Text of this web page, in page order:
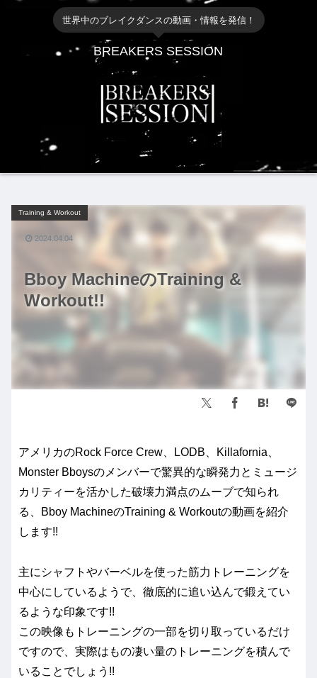
世界中のブレイクダンスの動画・情報を発信！
BREAKERS SESSION
Bboy MachineのTraining &
Workout!!
Training & Workout
2024.04.04
アメリカのRock Force Crew、LODB、Killafornia、
Monster Bboysのメンバーで驚異的な瞬発力とミュージ
カリティーを活かした破壊力満点のムーブで知られ
る、Bboy MachineのTraining & Workoutの動画を紹介
します!!
主にシャフトやバーベルを使った筋力トレーニングを
中心にしているようで、徹底的に追い込んで鍛えてい
るような印象です!!
この映像もトレーニングの一部を切り取っているだけ
ですので、実際はもの凄い量のトレーニングを積んで
いることでしょう!!